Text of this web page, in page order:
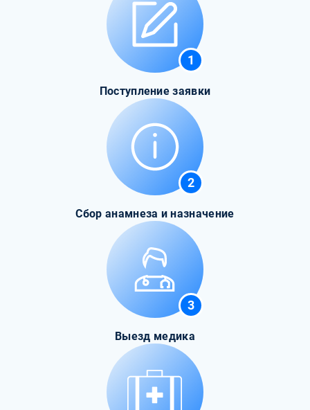
1
Поступление заявки
2
Сбор анамнеза и назначение
3
Выезд медика